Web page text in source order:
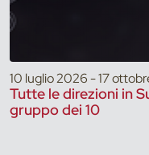
10 luglio 2026 - 17
Tutte le direzioni in
gruppo dei 10